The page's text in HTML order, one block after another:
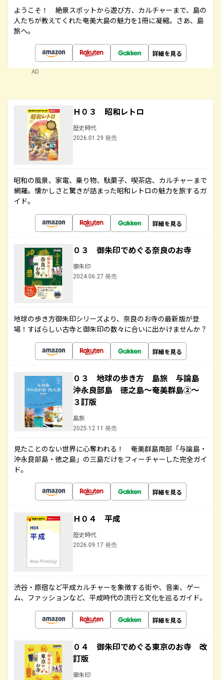
ようこそ！ 絶景スポットから遊び方、カルチャーまで、島の
人たちが教えてくれた奄美大島の魅力を1冊に凝縮。さあ、島
旅へ。
詳細を見る
AD
Ｈ０３ 昭和レトロ
歴史時代
2026.01.29 発売
昭和の風景、家電、乗り物、駄菓子、喫茶店、カルチャーまで
網羅。懐かしさと驚きが詰まった昭和レトロの魅力を旅するガ
イド。
詳細を見る
０３ 御朱印でめぐる奈良のお寺
御朱印
2024.06.27 発売
地球の歩き方御朱印シリーズより、奈良のお寺の最新版が登
場！すばらしい古寺と御朱印の数々に合いに出かけませんか？
詳細を見る
０３ 地球の歩き方 島旅 与論島
沖永良部島 徳之島～奄美群島②～
３訂版
島旅
2025.12.11 発売
見たことのない世界に心奪われる！ 奄美群島南部「与論島・
沖永良部島・徳之島」の三島だけをフィーチャーした完全ガイ
ド。
詳細を見る
Ｈ０４ 平成
歴史時代
2026.09.17 発売
渋谷・原宿など平成カルチャーを象徴する街や、音楽、ゲー
ム、ファッションなど、平成時代の流行と文化を巡るガイド。
詳細を見る
０４ 御朱印でめぐる東京のお寺 改
訂版
御朱印